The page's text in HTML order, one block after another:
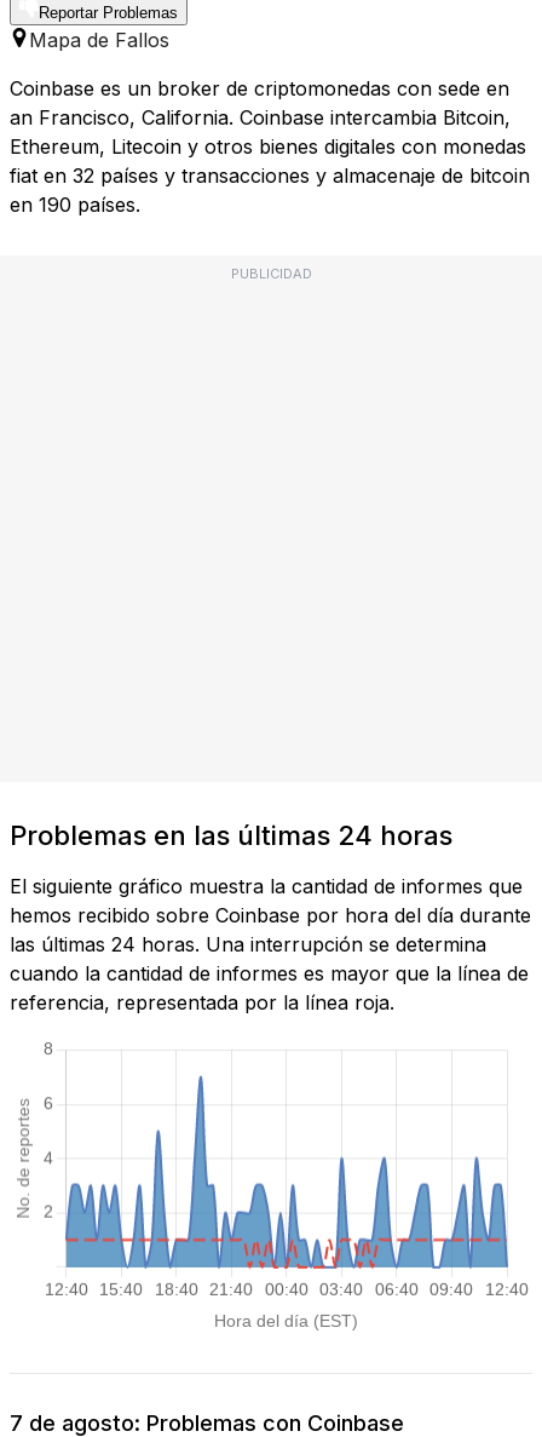
Reportar Problemas
Mapa de Fallos
Coinbase es un broker de criptomonedas con sede en
an Francisco, California. Coinbase intercambia Bitcoin,
Ethereum, Litecoin y otros bienes digitales con monedas
fiat en 32 países y transacciones y almacenaje de bitcoin
en 190 países.
PUBLICIDAD
Problemas en las últimas 24 horas
El siguiente gráfico muestra la cantidad de informes que
hemos recibido sobre Coinbase por hora del día durante
las últimas 24 horas. Una interrupción se determina
cuando la cantidad de informes es mayor que la línea de
referencia, representada por la línea roja.
7 de agosto: Problemas con Coinbase